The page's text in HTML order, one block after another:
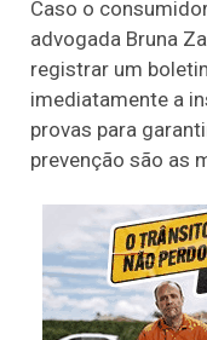
Caso o
advogada Bruna
registrar um
imediatamente a
provas para
prevenção são as